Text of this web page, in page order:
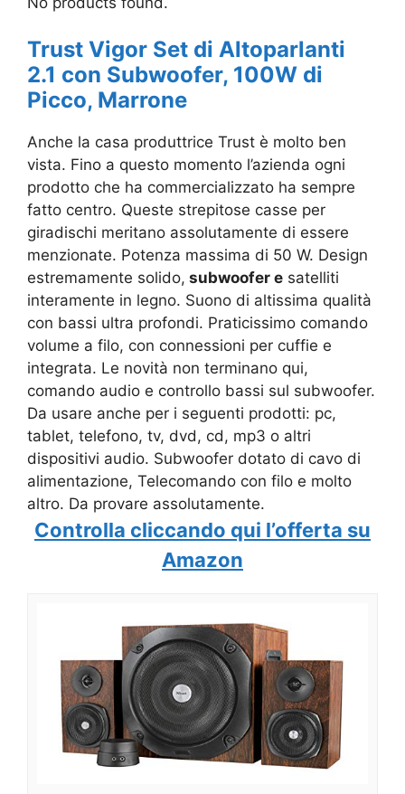
Trust Vigor Set di Altoparlanti
2.1 con Subwoofer, 100W di
Picco, Marrone
Anche la casa produttrice Trust è molto ben
vista. Fino a questo momento l’azienda ogni
prodotto che ha commercializzato ha sempre
fatto centro. Queste strepitose casse per
giradischi meritano assolutamente di essere
menzionate. Potenza massima di 50 W. Design
estremamente solido, subwoofer e satelliti
interamente in legno. Suono di altissima qualità
con bassi ultra profondi. Praticissimo comando
volume a filo, con connessioni per cuffie e
integrata. Le novità non terminano qui,
comando audio e controllo bassi sul subwoofer.
Da usare anche per i seguenti prodotti: pc,
tablet, telefono, tv, dvd, cd, mp3 o altri
dispositivi audio. Subwoofer dotato di cavo di
alimentazione, Telecomando con filo e molto
altro. Da provare assolutamente.
Controlla cliccando qui l’offerta su
Amazon